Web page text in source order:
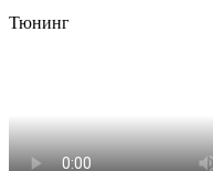
Тюнинг